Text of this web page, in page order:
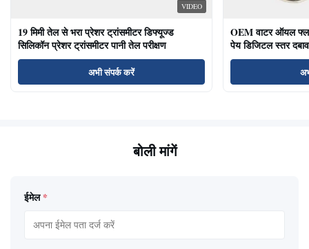
VIDEO
19 मिमी तेल से भरा प्रेशर ट्रांसमीटर डिफ्यूज्ड
सिलिकॉन प्रेशर ट्रांसमीटर पानी तेल परीक्षण
अभी संपर्क करें
OEM वाटर ऑयल
पेय डिजिटल स्तर
बोली मांगें
ईमेल *